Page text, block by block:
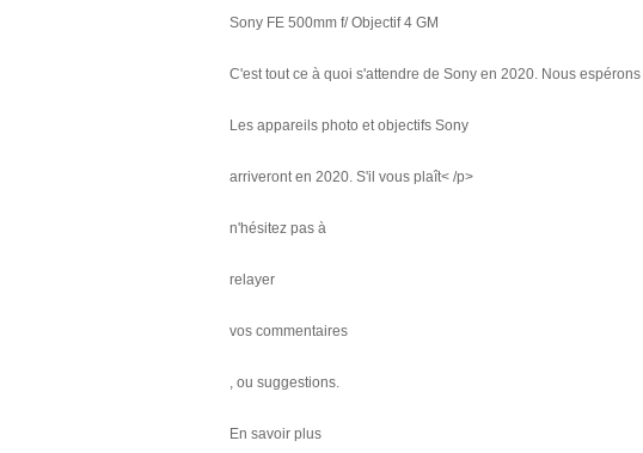
Sony FE 500mm f/ Objectif 4 GM
C'est tout ce à quoi s'attendre de Sony en 2020. Nous
Les appareils photo et objectifs Sony
arriveront en 2020. S'il vous plaît< /p>
n'hésitez pas à
relayer
vos commentaires
, ou suggestions.
En savoir plus